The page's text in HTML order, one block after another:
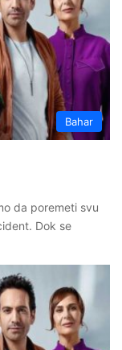
Bahar
da poremeti svu
Dok se